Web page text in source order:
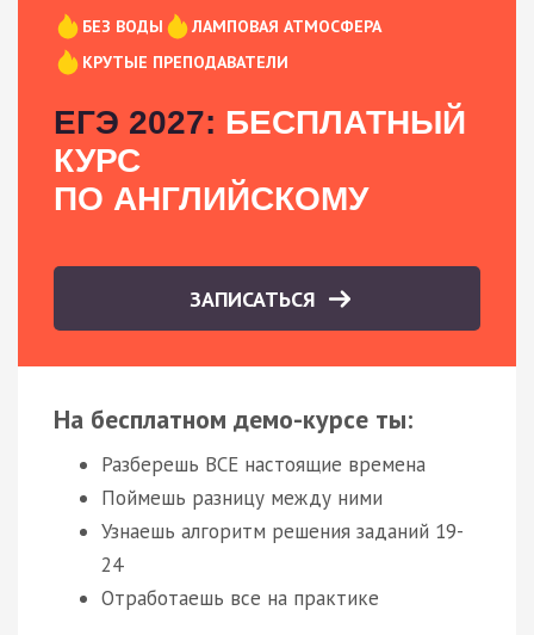
БЕЗ ВОДЫ
ЛАМПОВАЯ АТМОСФЕРА
КРУТЫЕ ПРЕПОДАВАТЕЛИ
ЕГЭ 2027: БЕСПЛАТНЫЙ
КУРС
ПО АНГЛИЙСКОМУ
ЗАПИСАТЬСЯ
На бесплатном демо-курсе ты:
Разберешь ВСЕ настоящие времена
Поймешь разницу между ними
Узнаешь алгоритм решения заданий 19-
24
Отработаешь все на практике